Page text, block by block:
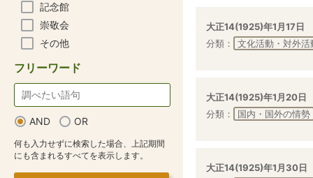
記念館
崇敬会
その他
フリーワード
AND OR
何も入力せずに検索した場合、上記期間
にも含まれるすべてを表示します。
大正14(1925)年1月17日
分類：
文化活動・対外活
大正14(1925)年1月20日
分類：
国内・国外の情勢
大正14(1925)年1月30日